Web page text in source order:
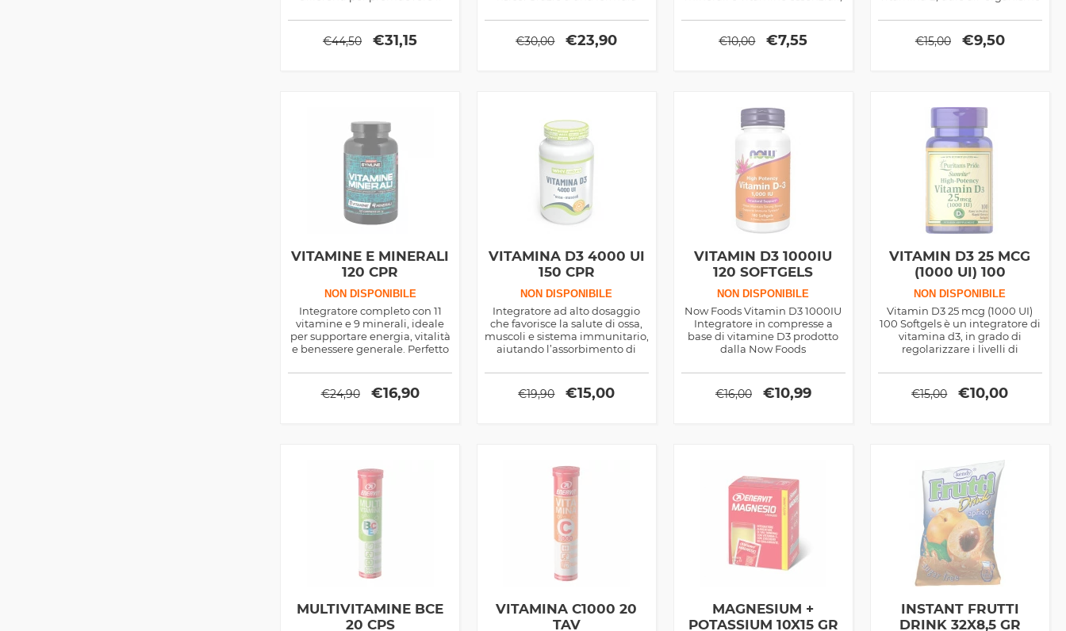
€44,50 €31,15
coenzima NAD+, potenzia il
metabolismo cellulare,
migliora le prestazioni sportive
€30,00 €23,90
per soggetti sedentari che
vogliono una spinta in più
durante la giornata
€10,00 €7,55
rinforzare il sistema
immunitario, contrastare l'
invecchiamento cellulare
€15,00 €9,50
VITAMINE E MINERALI
120 CPR
NON DISPONIBILE
Integratore completo con 11
vitamine e 9 minerali, ideale
per supportare energia, vitalità
e benessere generale. Perfetto
ridurre la stanchezza e
sostenere il metabolismo
quotidiano.
€24,90 €16,90
VITAMINA D3 4000 UI
150 CPR
NON DISPONIBILE
Integratore ad alto dosaggio
che favorisce la salute di ossa,
muscoli e sistema immunitario,
aiutando l’assorbimento di
lattosio.
€19,90 €15,00
VITAMIN D3 1000IU
120 SOFTGELS
NON DISPONIBILE
Now Foods Vitamin D3 1000IU
Integratore in compresse a
base di vitamine D3 prodotto
dalla Now Foods
€16,00 €10,99
VITAMIN D3 25 MCG
(1000 UI) 100
SOFTGELS
NON DISPONIBILE
Vitamin D3 25 mcg (1000 UI)
100 Softgels è un integratore di
vitamina d3, in grado di
regolarizzare i livelli di
rinforzare il calcio delle ossa e
dei denti.
€15,00 €10,00
MULTIVITAMINE BCE
20 CPS
VITAMINA C1000 20
TAV
MAGNESIUM +
POTASSIUM 10X15 GR
INSTANT FRUTTI
DRINK 32X8,5 GR